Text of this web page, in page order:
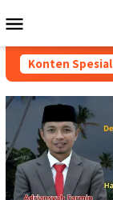
ke
Mobile
Konten Spesial